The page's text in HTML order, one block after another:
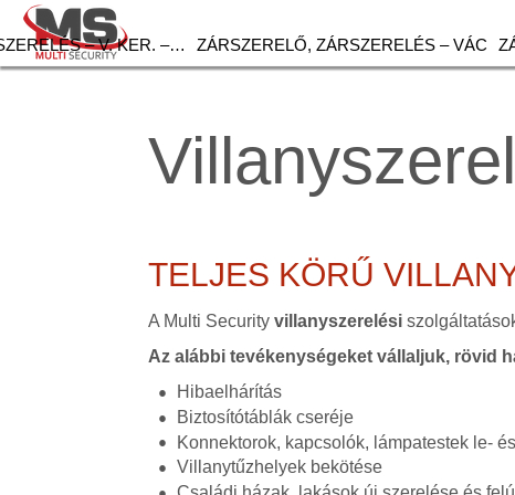
– V. KER. –… ZÁRSZERELŐ, ZÁRSZERELÉS – VÁC
TELJES KÖRŰ
A Multi Securityvillanyszerelési
Az alábbi tevékenységeket vállaljuk, rövid
Hibaelhárítás
Biztosítótáblák cseréje
Konnektorok, kapcsolók, lámpatestek le-
Villanytűzhelyek bekötése